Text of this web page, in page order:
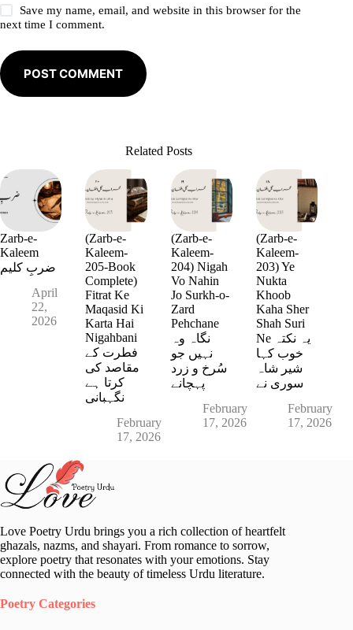
Save my name, email, and website in this browser for the
next time I comment.
POST COMMENT
Related Posts
Zarb-e-
Kaleem
ضربِ کلیم
April
22,
2026
(Zarb-e-
Kaleem-
205-Book
Complete)
Fitrat Ke
Maqasid Ki
Karta Hai
Nigahbani
فطرت کے
مقاصد کی
کرتا ہے
نگہبانی
February
17, 2026
(Zarb-e-
Kaleem-
204) Nigah
Vo Nahin
Jo Surkh-o-
Zard
Pehchane
نگاہ وہ
نہیں جو
سُرخ و زرد
پہچانے
February
17, 2026
(Zarb-e-
Kaleem-
203) Ye
Nukta
Khoob
Kaha Sher
Shah Suri
Ne یہ نکتہ
خوب کہا
شیر شاہ
سوری نے
February
17, 2026
Love Poetry Urdu brings you a rich collection of heartfelt
ghazals, nazms, and shayari. From romance to sorrow,
explore poetry that resonates with your emotions. Stay
connected with the beauty of timeless Urdu literature.
Poetry Categories